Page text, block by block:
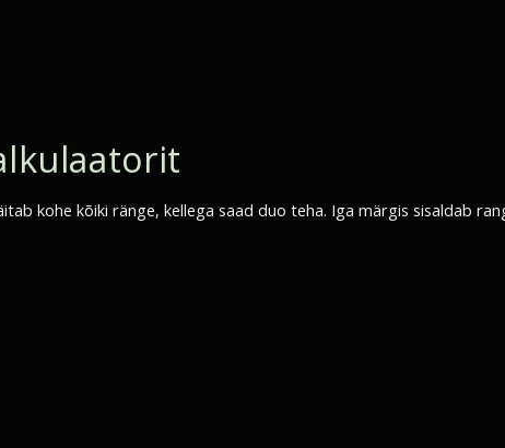
kohe kõiki ränge, kellega saad duo teha. Iga märgis sisaldab